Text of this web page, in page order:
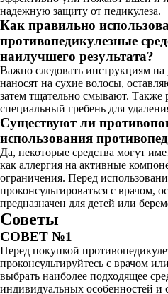
надежную защиту от педикулеза.
Как правильно
противопедикулезные
наилучшего результата?
Важно следовать инструкциям
наносят на сухие волосы,
затем тщательно смывают. Также
специальный гребень для
Существуют ли
использования
Да, некоторые средства могут
как аллергия на активные
ограничения. Перед
проконсультироваться с врачом,
предназначен для детей или
Советы
СОВЕТ №1
Перед покупкой
проконсультируйтесь с врачом
выбрать наиболее подходящее
индивидуальных особенностей и